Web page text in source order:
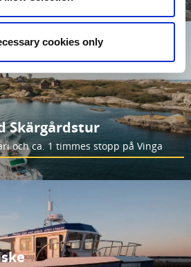
cookies only
Skärgårdstur
och ca. 1 timmes stopp på Vinga